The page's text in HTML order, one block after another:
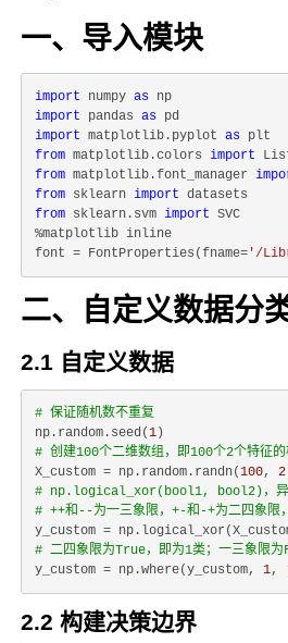
一、导入模块
import numpy as
import pandas as
import matplotlib.pyplot as
from matplotlib.colors import
from matplotlib.font_manager
from sklearn import
from sklearn.svm import SVC
%matplotlib inline
font = FontProperties(fname= '/
二、自定义数据分
2.1 自定义数据
# 保证随机数不重复
np.random.seed(1
# 创建100个二维数组，即100个2个特征的
X_custom = np.random.randn(100, 2
# np.logical_xor(bool1, bool2)，异或
# ++和--为一三象限，+-和-+为二四象限
y_custom =
# 二四象限为True，即为1类；一三象限
y_custom = np.where(y_custom, 1,
2.2 构建决策边界